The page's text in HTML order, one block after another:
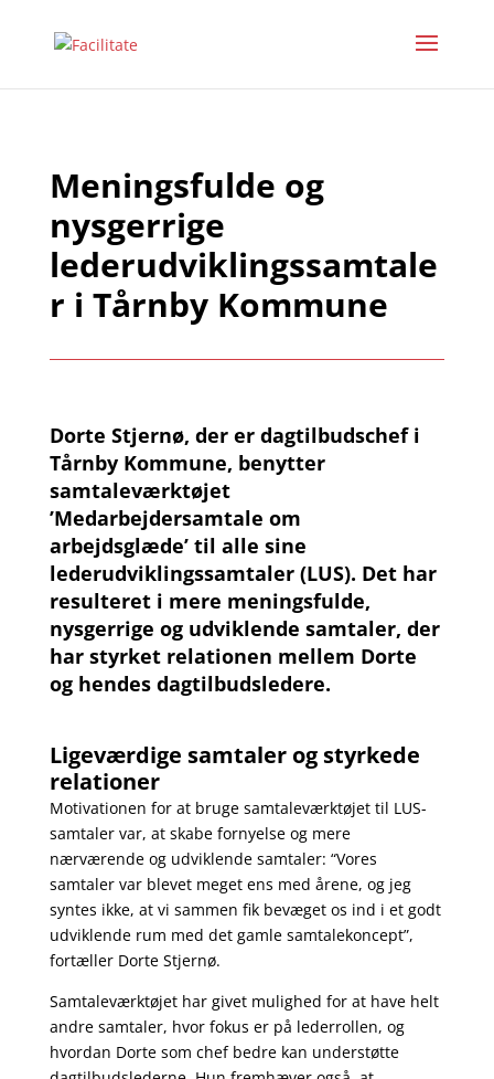
Meningsfulde og
nysgerrige
lederudviklingssamtale
r i Tårnby Kommune
Dorte Stjernø, der er dagtilbudschef i
Tårnby Kommune, benytter
samtaleværktøjet
’Medarbejdersamtale om
arbejdsglæde’ til alle sine
lederudviklingssamtaler (LUS). Det har
resulteret i mere meningsfulde,
nysgerrige og udviklende samtaler, der
har styrket relationen mellem Dorte
og hendes dagtilbudsledere.
Ligeværdige samtaler og styrkede
relationer
Motivationen for at bruge samtaleværktøjet til LUS-
samtaler var, at skabe fornyelse og mere
nærværende og udviklende samtaler: “Vores
samtaler var blevet meget ens med årene, og jeg
syntes ikke, at vi sammen fik bevæget os ind i et godt
udviklende rum med det gamle samtalekoncept”,
fortæller Dorte Stjernø.
Samtaleværktøjet har givet mulighed for at have helt
andre samtaler, hvor fokus er på lederrollen, og
hvordan Dorte som chef bedre kan understøtte